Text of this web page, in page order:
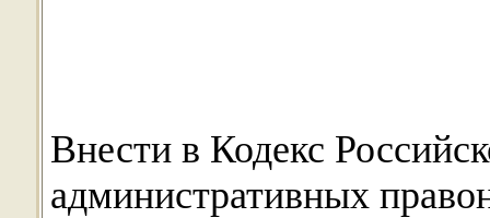
Внести в Кодекс
административных